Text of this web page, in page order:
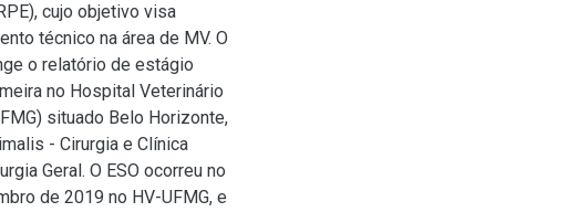
cujo objetivo visa
técnico na área de MV. O
o relatório de estágio
no Hospital Veterinário
situado Belo Horizonte,
- Cirurgia e Clínica
Geral. O ESO ocorreu no
de 2019 no HV-UFMG, e